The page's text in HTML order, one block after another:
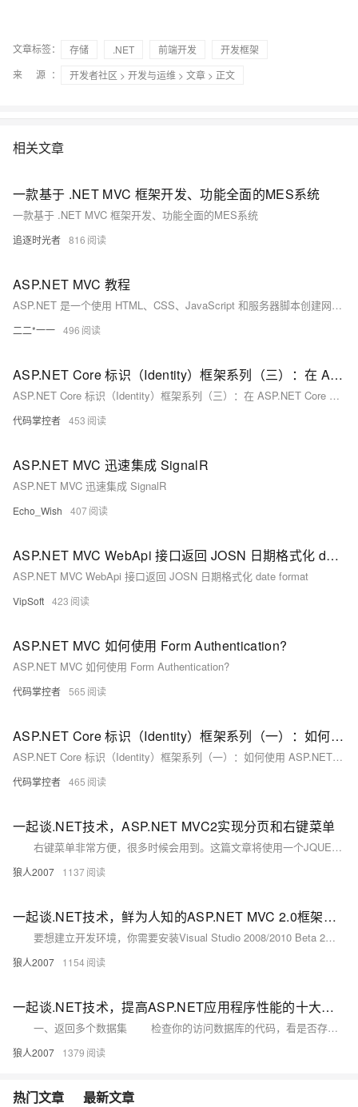
文章标签： 存储 .NET 前端开发
开发框架
来 源：
开发者社区 > 开发与运维 > 文章 > 正文
相关文章
一款基于 .NET MVC 框架开发、功能全面的MES系统
一款基于 .NET MVC 框架开发、功能全面的MES系统
追逐时光者 816
ASP.NET MVC 教程
ASP.NET 是一个使用 HTML、CSS、JavaScript 和服务器脚本创建网页和网站的开发框架。
二二*一一 496
ASP.NET Core 标识（Identity）框架系列（三）：在 ASP.NET Core Web API 项目中使用标识（Identity）框架进行身份验证
ASP.NET Core 标识（Identity）框架系列（三）：在 ASP.NET Core Web API 项目中使用标识（Identity）框架进行身份验证
代码掌控者 453
ASP.NET MVC 迅速集成 SignalR
ASP.NET MVC 迅速集成 SignalR
Echo_Wish 407
ASP.NET MVC WebApi 接口返回 JOSN 日期格式化 date format
ASP.NET MVC WebApi 接口返回 JOSN 日期格式化 date format
VipSoft 423
ASP.NET MVC 如何使用 Form Authentication?
ASP.NET MVC 如何使用 Form Authentication?
代码掌控者 565
ASP.NET Core 标识（Identity）框架系列（一）：如何使用 ASP.NET Core 标识（Identity）框架创建用户和角色？
ASP.NET Core 标识（Identity）框架系列（一）：如何使用 ASP.NET Core 标识（Identity）框架创建用户和角色？
代码掌控者 465
一起谈.NET技术，ASP.NET MVC2实现分页和右键菜单
右键菜单非常方便，很多时候会用到。这篇文章将使用一个JQUERY的插件在asp.net mvc中实现右键菜单。本文还将介绍一下在asp.net mvc中如何实现简单的分页。效果如下图： 首先，下载此插件。
狼人2007 1137
一起谈.NET技术，鲜为人知的ASP.NET MVC 2.0框架高效之谜
要想建立开发环境，你需要安装Visual Studio 2008/2010 Beta 2，以及SQL Express 2005（可免费从MSDN下载）和MVC 2.0框架。我把本文中的示例Web应用命名为“Employee Master Information”。
狼人2007 1154
一起谈.NET技术，提高ASP.NET应用程序性能的十大方法
一、返回多个数据集 检查你的访问数据库的代码，看是否存在着要返回多次的请求。每次往返降低了你的应用程序的每秒能够响应请求的次数。通过在单个数据库请求中返回多个结果集，可以减少与数据库通信的时间，使你的系统具有扩展性，也可以减少数据库服务器响应请求的工作量。
狼人2007 1379
热门文章 最新文章